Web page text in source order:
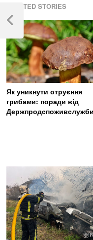
RELATED STORIES
Як уникнути отруєння
грибами: поради від
Держпродспоживслужби
Навігація
записів
Previous